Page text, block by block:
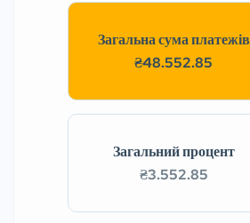
Загальний процент
₴3.552.85
Загальна сума платежів
₴48.552.85